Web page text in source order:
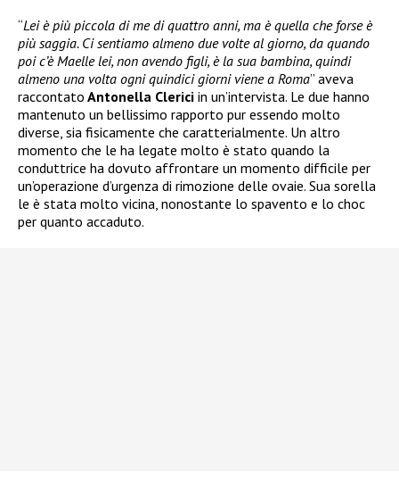
“Lei è più piccola di me di quattro anni, ma è quella che forse è
più saggia. Ci sentiamo almeno due volte al giorno, da quando
poi c’è Maelle lei, non avendo figli, è la sua bambina, quindi
almeno una volta ogni quindici giorni viene a Roma” aveva
raccontato Antonella Clerici in un’intervista. Le due hanno
mantenuto un bellissimo rapporto pur essendo molto
diverse, sia fisicamente che caratterialmente. Un altro
momento che le ha legate molto è stato quando la
conduttrice ha dovuto affrontare un momento difficile per
un’operazione d’urgenza di rimozione delle ovaie. Sua sorella
le è stata molto vicina, nonostante lo spavento e lo choc
per quanto accaduto.